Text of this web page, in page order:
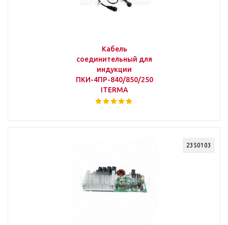
Кабель
соединительный для
индукции
ПКИ-4ПР-840/850/250
ITERMA
2350103